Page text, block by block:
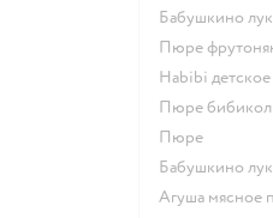
бабушкино
пюре
habibi
пюре
пюре
бабушкино
агуша мясное